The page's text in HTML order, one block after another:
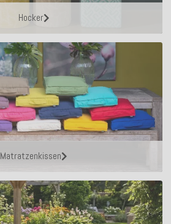
Hocker
Matratzenkissen